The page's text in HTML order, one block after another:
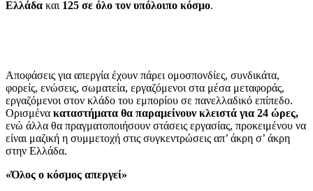
Ελλάδα και 125 σε όλο τον υπόλοιπο κόσμο.
Αποφάσεις για απεργία έχουν πάρει ομοσπονδίες, συνδικάτα,
φορείς, ενώσεις, σωματεία, εργαζόμενοι στα μέσα μεταφοράς,
εργαζόμενοι στον κλάδο του εμπορίου σε πανελλαδικό επίπεδο.
Ορισμένα καταστήματα θα παραμείνουν κλειστά για 24 ώρες,
ενώ άλλα θα πραγματοποιήσουν στάσεις εργασίας, προκειμένου να
είναι μαζική η συμμετοχή στις συγκεντρώσεις απ’ άκρη σ’ άκρη
στην Ελλάδα.
«Όλος ο κόσμος απεργεί»